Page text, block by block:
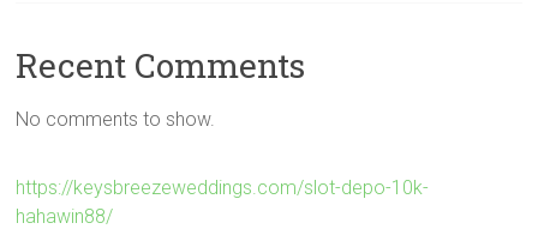
Recent Comments
No comments to show.
https://keysbreezeweddings.com/slot-depo-10k-
hahawin88/